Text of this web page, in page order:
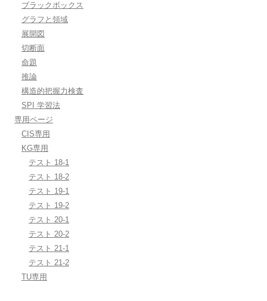
ブラックボックス
グラフと領域
展開図
切断面
命題
推論
構造的把握力検査
SPI 学習法
専用ページ
CIS専用
KG専用
テスト 18-1
テスト 18-2
テスト 19-1
テスト 19-2
テスト 20-1
テスト 20-2
テスト 21-1
テスト 21-2
TU専用